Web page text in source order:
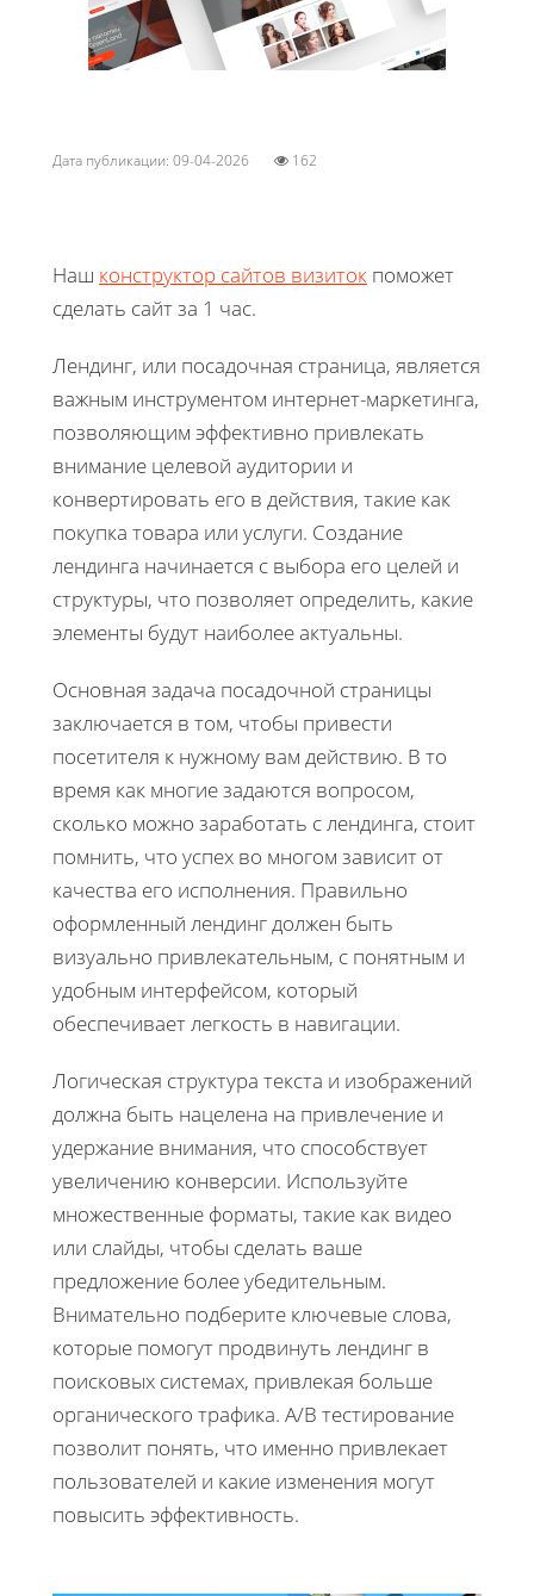
Дата публикации: 09-04-2026 162
Наш конструктор сайтов визиток поможет
сделать сайт за 1 час.
Лендинг, или посадочная страница, является
важным инструментом интернет-маркетинга,
позволяющим эффективно привлекать
внимание целевой аудитории и
конвертировать его в действия, такие как
покупка товара или услуги. Создание
лендинга начинается с выбора его целей и
структуры, что позволяет определить, какие
элементы будут наиболее актуальны.
Основная задача посадочной страницы
заключается в том, чтобы привести
посетителя к нужному вам действию. В то
время как многие задаются вопросом,
сколько можно заработать с лендинга, стоит
помнить, что успех во многом зависит от
качества его исполнения. Правильно
оформленный лендинг должен быть
визуально привлекательным, с понятным и
удобным интерфейсом, который
обеспечивает легкость в навигации.
Логическая структура текста и изображений
должна быть нацелена на привлечение и
удержание внимания, что способствует
увеличению конверсии. Используйте
множественные форматы, такие как видео
или слайды, чтобы сделать ваше
предложение более убедительным.
Внимательно подберите ключевые слова,
которые помогут продвинуть лендинг в
поисковых системах, привлекая больше
органического трафика. А/B тестирование
позволит понять, что именно привлекает
пользователей и какие изменения могут
повысить эффективность.